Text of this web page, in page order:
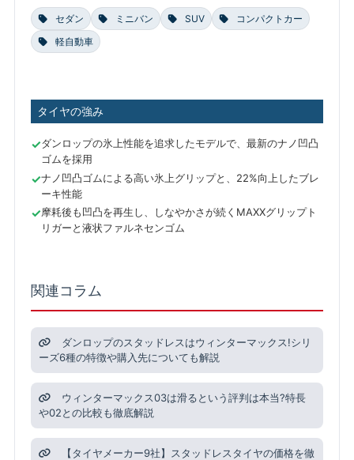
セダン ミニバン SUV
コンパクトカー
軽自動車
タイヤの強み
ダンロップの氷上性能を追求したモデルで、最新のナノ凹凸
ゴムを採用
ナノ凹凸ゴムによる高い氷上グリップと、22%向上したブレ
ーキ性能
摩耗後も凹凸を再生し、しなやかさが続くMAXXグリップト
リガーと液状ファルネセンゴム
関連コラム
ダンロップのスタッドレスはウィンターマックス!シリ
ーズ6種の特徴や購入先についても解説
ウィンターマックス03は滑るという評判は本当?特長
や02との比較も徹底解説
【タイヤメーカー9社】スタッドレスタイヤの価格を徹